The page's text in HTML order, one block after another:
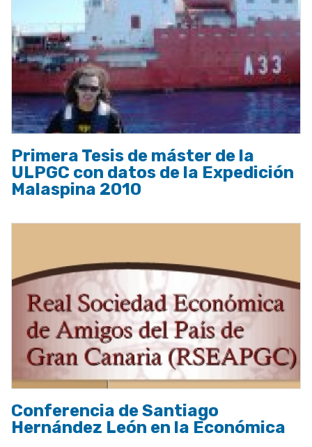
Primera Tesis de máster de la
ULPGC con datos de la Expedición
Malaspina 2010
Conferencia de Santiago
Hernández León en la Económica